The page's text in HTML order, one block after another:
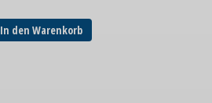
In den Warenkorb